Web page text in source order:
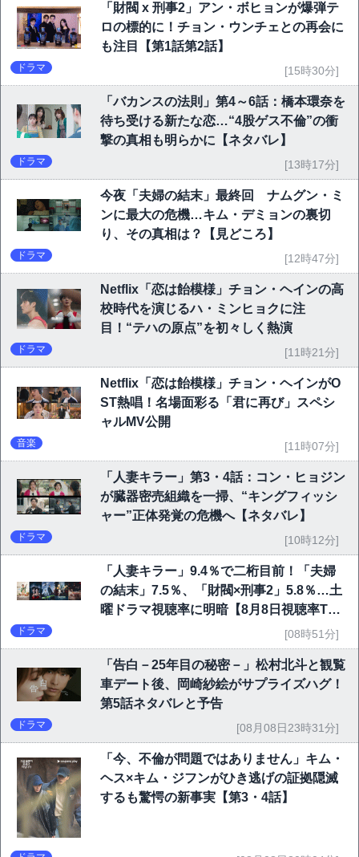
「財閥 x 刑事2」アン・ボヒョンが爆弾テ
ロの標的に！チョン・ウンチェとの再会に
も注目【第1話第2話】
ドラマ [15時30分]
「バカンスの法則」第4～6話：橋本環奈を
待ち受ける新たな恋…“4股ゲス不倫”の衝
撃の真相も明らかに【ネタバレ】
ドラマ [13時17分]
今夜「夫婦の結末」最終回 ナムグン・ミ
ンに最大の危機…キム・デミョンの裏切
り、その真相は？【見どころ】
ドラマ [12時47分]
Netflix「恋は飴模様」チョン・ヘインの高
校時代を演じるハ・ミンヒョクに注
目！“テハの原点”を初々しく熱演
ドラマ [11時21分]
Netflix「恋は飴模様」チョン・ヘインがO
ST熱唱！名場面彩る「君に再び」スペシ
ャルMV公開
音楽 [11時07分]
「人妻キラー」第3・4話：コン・ヒョジン
が臓器密売組織を一掃、“キングフィッシ
ャー”正体発覚の危機へ【ネタバレ】
ドラマ [10時12分]
「人妻キラー」9.4％で二桁目前！「夫婦
の結末」7.5％、「財閥×刑事2」5.8％…土
曜ドラマ視聴率に明暗【8月8日視聴率TO
ドラマ [08時51分]
「告白－25年目の秘密－」松村北斗と観覧
車デート後、岡崎紗絵がサプライズハグ！
第5話ネタバレと予告
ドラマ [08月08日23時31分]
「今、不倫が問題ではありません」キム・
ヘス×キム・ジフンがひき逃げの証拠隠滅
するも驚愕の新事実【第3・4話】